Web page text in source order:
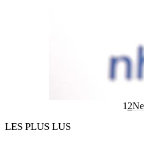
1 2
LES PLUS LUS